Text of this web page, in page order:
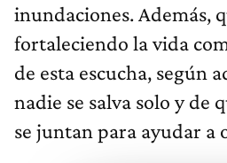
inundaciones. Además,
fortaleciendo la vida
de esta escucha, según
nadie se salva solo y de
se juntan para ayudar a